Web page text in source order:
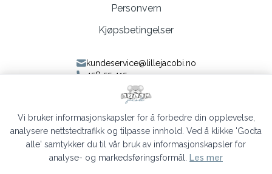
Personvern
Kjøpsbetingelser
kundeservice@lillejacobi.no
458 55 415
Følg oss på Facebook
Følg oss på Instagram
Vi bruker informasjonskapsler for å forbedre din opplevelse,
analysere nettstedtrafikk og tilpasse innhold. Ved å klikke 'Godta
alle' samtykker du til vår bruk av informasjonskapsler for
analyse- og markedsføringsformål.
Les mer